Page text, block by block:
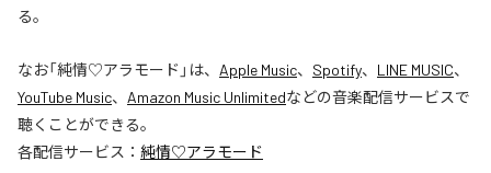
る。
なお「純情♡アラモード 」は、 Apple Music、 Spotify、 LINE MUSIC、
YouTube Music、 Amazon Music Unlimitedなどの音楽配信サービスで
聴くことができる。
各配信サービス： 純情♡アラモード